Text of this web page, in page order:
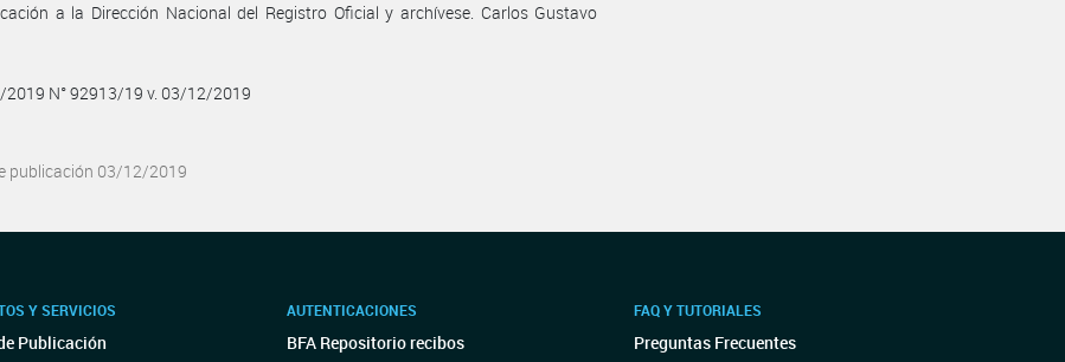
a la Dirección Nacional del Registro Oficial y archívese. Carlos Gustavo
2019 N° 92913/19 v. 03/12/2019
publicación 03/12/2019
Y SERVICIOS
Publicación
AUTENTICACIONES
BFA Repositorio recibos
FAQ Y TUTORIALES
Preguntas Frecuentes